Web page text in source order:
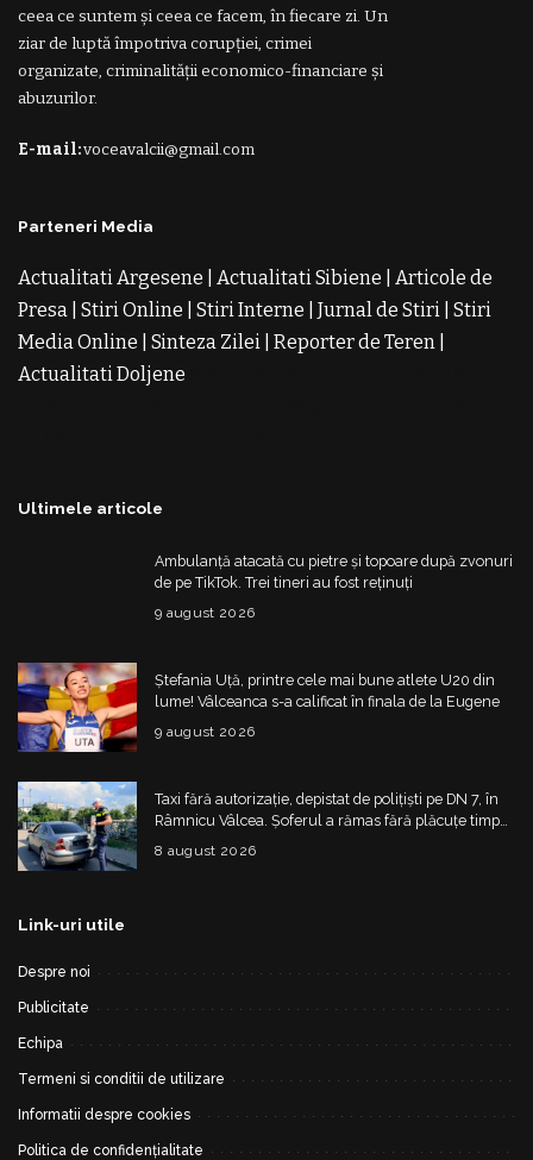
ceea ce suntem și ceea ce facem, în fiecare zi. Un
ziar de luptă împotriva corupției, crimei
organizate, criminalității economico-financiare și
abuzurilor.
E-mail:voceavalcii@gmail.com
Parteneri Media
Actualitati Argesene Actualitati Sibiene
Articole de
Presa Stiri Online Stiri Interne Jurnal de Stiri Stiri
Media Online
Sinteza Zilei Reporter de Teren
Actualitati Doljene
Ultimele articole
Ambulanță atacată cu pietre și topoare după zvonuri
de pe TikTok. Trei tineri au fost reținuți
9 august 2026
Ștefania Uță, printre cele mai bune atlete U20 din
lume! Vâlceanca s-a calificat în finala de la Eugene
9 august 2026
Taxi fără autorizație, depistat de polițiști pe DN 7, în
Râmnicu Vâlcea. Șoferul a rămas fără plăcuțe timp
de 6 luni
8 august 2026
Link-uri utile
Despre noi
Publicitate
Echipa
Termeni si conditii de utilizare
Informatii despre cookies
Politica de confidențialitate